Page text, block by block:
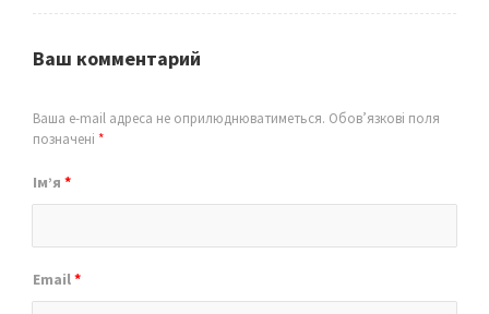
Ваш комментарий
Ваша e-mail адреса не оприлюднюватиметься. Обов’язкові поля
позначені *
Ім’я *
Email*